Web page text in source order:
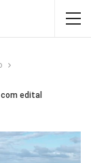
edital